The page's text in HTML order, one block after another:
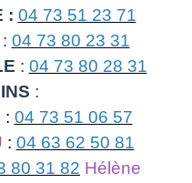
: 04 73 51 23 71
: 04 73 80 23 31
: 04 73 80 28 31
:
: 04 73 51 06 57
: 04 63 62 50 81
80 31 82 Hélène